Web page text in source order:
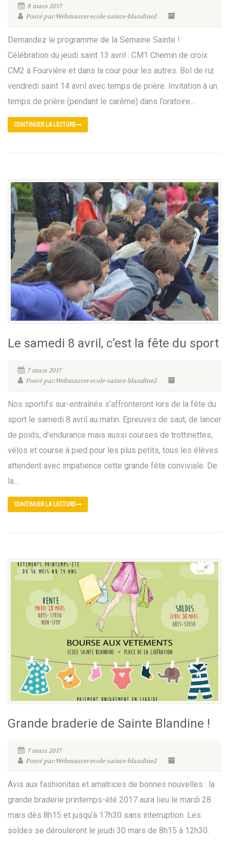
8 mars 2017
Posté par:Webmaster-ecole-sainte-blandine2
Demandez le programme de la Semaine Sainte !
Célébration du jeudi saint 13 avril : CM1 Chemin de croix
CM2 à Fourvière et dans la cour pour les autres. Bol de riz
vendredi saint 14 avril avec temps de prière. Invitation à un
temps de prière (pendant le carême) dans l’oratoire...
CONTINUER LA LECTURE
Le samedi 8 avril, c’est la fête du sport
7 mars 2017
Posté par:Webmaster-ecole-sainte-blandine2
Nos sportifs sur-entraînés s’affronteront lors de la fête du
sport le samedi 8 avril au matin. Epreuves de saut, de lancer
de poids, d’endurance mais aussi courses de trottinettes,
vélos et course à pied pour les plus petits, tous les élèves
attendent avec impatience cette grande fête conviviale. De
la...
CONTINUER LA LECTURE
Grande braderie de Sainte Blandine !
7 mars 2017
Posté par:Webmaster-ecole-sainte-blandine2
Avis aux fashionitas et amatrices de bonnes nouvelles : la
grande braderie printemps-été 2017 aura lieu le mardi 28
mars dès 8h15 et jusqu’à 17h30 sans interruption. Les
soldes se dérouleront le jeudi 30 mars de 8h15 à 12h30.